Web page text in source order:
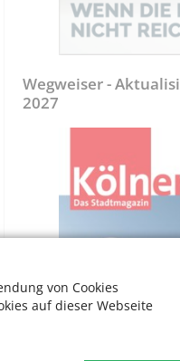
von Cookies
auf dieser Webseite
Wegweiser -
2027